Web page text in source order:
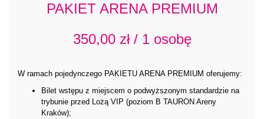
PAKIET ARENA PREMIUM
350,00 zł / 1 osobę
W ramach pojedynczego PAKIETU ARENA PREMIUM oferujemy:
Bilet wstępu z miejscem o podwyższonym standardzie na
trybunie przed Lożą VIP (poziom B TAURON Areny
Kraków);